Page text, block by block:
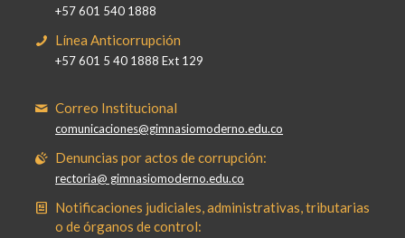
+57 601 540 1888
Línea Anticorrupción
+57 601 5 40 1888 Ext 129
Correo Institucional
comunicaciones@gimnasiomoderno.edu.co
Denuncias por actos de corrupción:
rectoria@ gimnasiomoderno.edu.co
Notificaciones judiciales, administrativas, tributarias
o de órganos de control: